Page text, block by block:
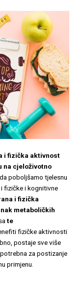
i fizička aktivnost
na cjeloživotno
da poboljšamo tjelesnu
fizičke i kognitivne
i fizička
metaboličkih
te
fizičke aktivnosti
postaje sve više
za postizanje
primjenu.